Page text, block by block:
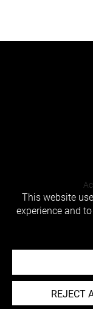
This website
experience and
REJECT